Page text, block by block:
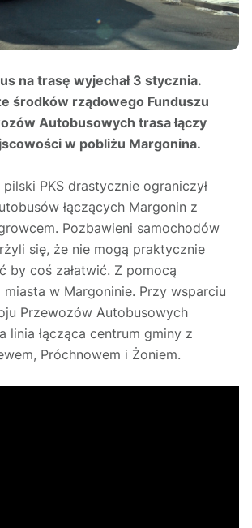
na trasę wyjechał 3 stycznia.
środków rządowego Funduszu
Autobusowych trasa łączy
w pobliżu Margonina.
pilski PKS drastycznie ograniczył
łączących Margonin z
Pozbawieni samochodów
się, że nie mogą praktycznie
by coś załatwić. Z pomocą
miasta w Margoninie. Przy wsparciu
Przewozów Autobusowych
linia łącząca centrum gminy z
Próchnowem i Żoniem.